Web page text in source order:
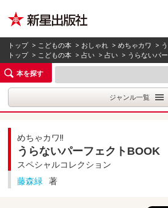
トップ > こどもの本 > おしゃれ >めちゃカワ >
トップ > こどもの本 >占い >占い > うらないパ
本を探す
ジャンル一覧
めちゃカワ!!
うらないパーフェクトBOOK
スペシャルコレクション
藤森緑 著